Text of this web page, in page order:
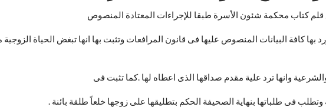
كتاب محكمة شئون الأسرة طبقا للإجراءات المعتادة المنصوص
وان تورد بها كافة البيانات المنصوص عليها فى قانون المرافعات وتثبت بها انها تبغض الحياة
وانها ترد علية مقدم صداقها الذى اعطاه لها .كما تثبت فى
فى طلباتها بنهاية الصحيفة الحكم بتطليقها على زوجها خلعاً طلقة بائنة .